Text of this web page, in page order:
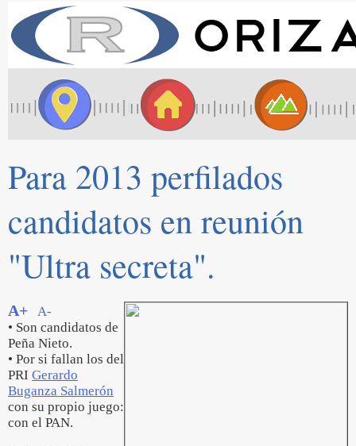
Para 2013 perfilados
candidatos en reunión
"Ultra secreta".
A+
A-
• Son candidatos de
Peña Nieto.
• Por si fallan los del
PRI Gerardo
Buganza Salmerón
con su propio juego:
con el PAN.